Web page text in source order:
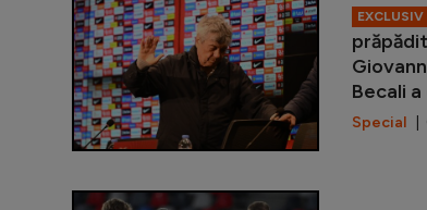
EXCLUSIV
Becali
Special |